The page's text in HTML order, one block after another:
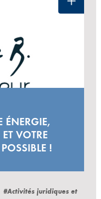
ÉNERGIE,
VOTRE
!
#Activités juridiques et